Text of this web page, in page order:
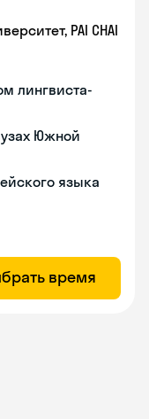
PAI CHAI
лингвиста-
Южной
языка
время